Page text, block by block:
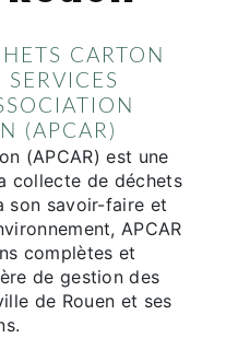
CARTON
(APCAR)
(APCAR) est une
collecte de déchets
son savoir-faire et
APCAR
complètes et
de gestion des
de Rouen et ses